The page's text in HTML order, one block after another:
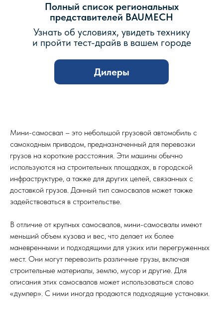
Полный список региональных
представителей BAUMECH
Узнать об условиях, увидеть технику
и пройти тест-драйв в вашем городе
Дилеры
Мини-самосвал – это небольшой грузовой автомобиль с
самоходным приводом, предназначенный для перевозки
грузов на короткие расстояния. Эти машины обычно
используются на строительных площадках, в городской
инфраструктуре, а также для других целей, связанных с
доставкой грузов. Данный тип самосвалов может также
задействоваться в строительстве.
В отличие от крупных самосвалов, мини-самосвалы имеют
меньший объем кузова и вес, что делает их более
маневренными и подходящими для узких или перегруженных
мест. Они могут перевозить различные грузы, включая
строительные материалы, землю, мусор и другие. Для
описания этих самосвалов может использоваться слово
«думпер». С ними иногда продаются подходящие установки.